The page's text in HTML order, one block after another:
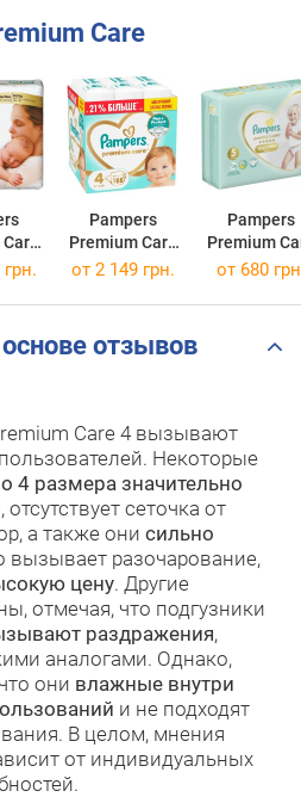
Care
Pampers
Premium Care
4 / 188 pcs
Pampers
Premium
Pants 5
от 2 149 грн. от 680
отзывов
Care 4 вызывают
Некоторые
4 размера значительно
, отсутствует сеточка от
а также они сильно
вызывает разочарование,
цену. Другие
отмечая, что подгузники
раздражения,
аналогами. Однако,
они влажные внутри
и не подходят
В целом, мнения
от индивидуальных